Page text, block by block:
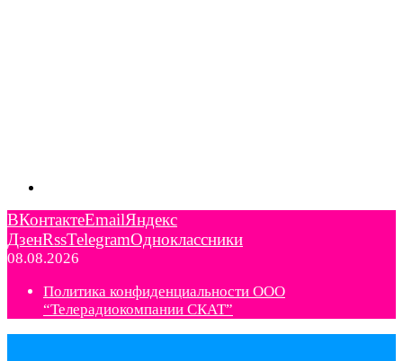
ВКонтактеEmailЯндекс
ДзенRssTelegramОдноклассники
08.08.2026
Политика конфиденциальности ООО
“Телерадиокомпании СКАТ”